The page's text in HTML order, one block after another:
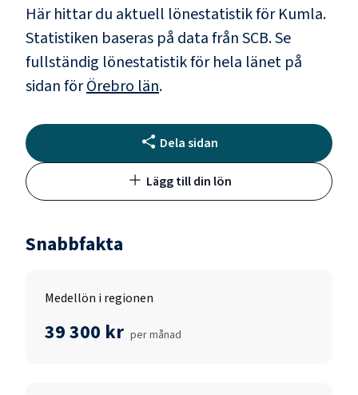
Här hittar du aktuell lönestatistik för Kumla.
Statistiken baseras på data från SCB.Se
fullständig lönestatistik för hela länet på
sidan förÖrebro län.
Dela sidan
Lägg till din lön
Snabbfakta
Medellön i regionen
39 300 kr per månad